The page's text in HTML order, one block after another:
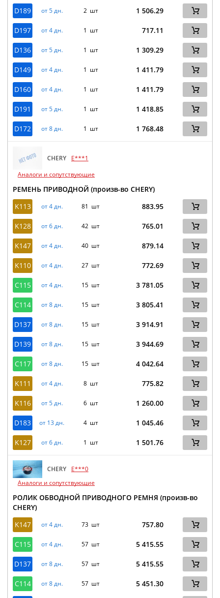
D189 от 5 дн. 2 шт 1 506.29
D197 от 4 дн. 1 шт 717.11
D136 от 5 дн. 1 шт 1 309.29
D149 от 4 дн. 1 шт 1 411.79
D160 от 4 дн. 1 шт 1 411.79
D191 от 5 дн. 1 шт 1 418.85
D172 от 8 дн. 1 шт 1 768.48
CHERY
E***1
Аналоги и сопутствующие
РЕМЕНЬ ПРИВОДНОЙ (произв-во CHERY)
K113
от 4 дн. 81 шт 883.95
K128 от 6 дн. 42 шт 765.01
K147 от 4 дн. 40 шт 879.14
K110 от 4 дн. 27 шт 772.69
C115 от 4 дн. 15 шт 3 781.05
C114 от 8 дн. 15 шт 3 805.41
D137 от 8 дн. 15 шт 3 914.91
D139 от 8 дн. 15 шт 3 944.69
C117 от 8 дн. 15 шт 4 042.64
K111 от 4 дн. 8 шт 775.82
K116 от 5 дн. 6 шт 1 260.00
D183 от 13 дн. 4 шт 1 045.46
K127 от 6 дн. 1 шт 1 501.76
CHERY
E***0
Аналоги и сопутствующие
РОЛИК ОБВОДНОЙ ПРИВОДНОГО РЕМНЯ (произв-во
CHERY)
K147
от 4 дн. 73 шт 757.80
C115 от 4 дн. 57 шт 5 415.55
D137 от 8 дн. 57 шт 5 415.55
C114 от 8 дн. 57 шт 5 451.30